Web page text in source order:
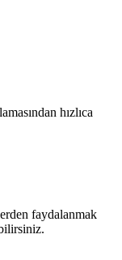
hızlıca
faydalanmak